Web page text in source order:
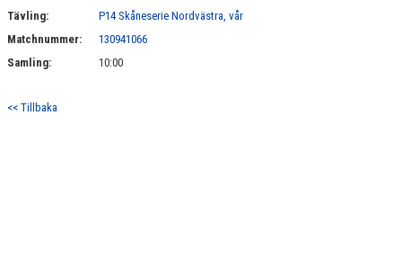
MATCHER
BLI MEDLEM
Tävling:
P14 Skåneserie Nordvästra, vår
Matchnummer:
130941066
Samling:
10:00
<< Tillbaka